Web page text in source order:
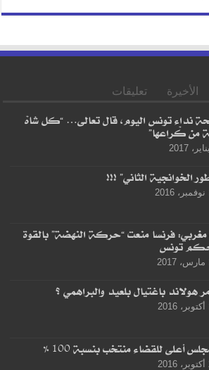
الأخيرة تعليقات
نداء تونس اليوم، قال تعالى… “كل شاهْ
من كْراعها”
الخوانجية الثاني” !!!
مغربي: فرنسا منعت “حركة النهضة” بالقوة
تونس
هولاند باغتيال بلعيد والبراهمي ؟
أعلى للقضاء منتخب بنسبة 100 %